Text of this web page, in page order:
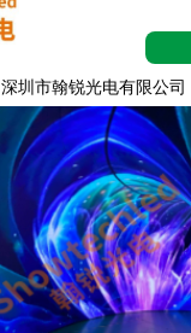
深圳市翰锐光电有限公司